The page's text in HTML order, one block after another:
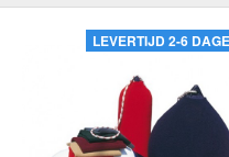
LEVERTIJD 2-6